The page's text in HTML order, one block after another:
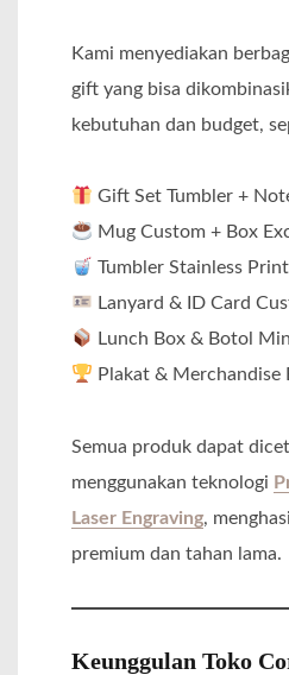
Kami menyediakan
gift yang bisa
kebutuhan dan budget,
Gift Set Tumbler +
Mug Custom + Box
Tumbler Stainless
Lanyard & ID Card
Lunch Box & Botol
Plakat & Merchandise
Semua produk dapat
menggunakan teknologi
Laser Engraving,
premium dan tahan lama.
Keunggulan Toko